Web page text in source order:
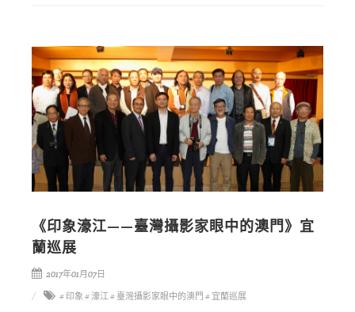
《印象濠江——臺灣攝影家眼中的澳門》宜
蘭巡展
2017年01月07日
# 印象 # 濠江# 臺灣攝影家眼中的澳門 # 宜蘭巡展